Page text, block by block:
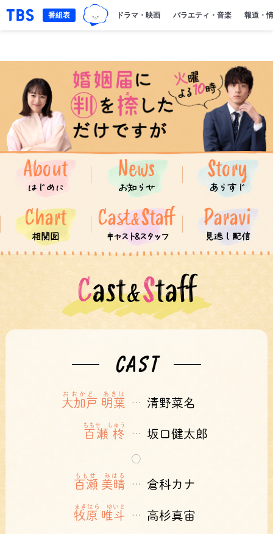
「TBSテレビ｜ときめくときを。」トップページ
TBSグループキャラクター『ワクティ』
ドラマ・映画 バラエティ・音楽 報道・
番組表
About
はじめに
News
お知らせ
Story
あらすじ
Chart
相関図
Cast&Staff
キャスト&スタッフ
Paravi
見逃し配信
Cast&Staff
CAST
大加戸 明葉
おおかど あきは
… 清野菜名
百瀬 柊
ももせ しゅう
… 坂口健太郎
○
百瀬 美晴
ももせ みはる
… 倉科カナ
牧原 唯斗
まきはら ゆいと
… 高杉真宙